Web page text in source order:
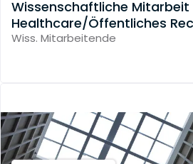
Wissenschaftliche
Healthcare/Öffentliches
Wiss. Mitarbeitende